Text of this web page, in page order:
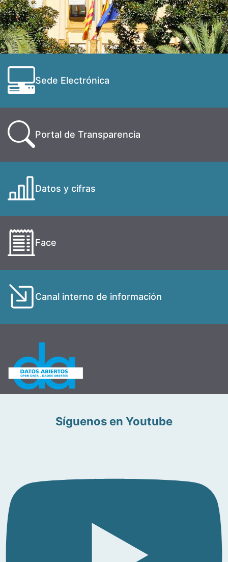
Sede Electrónica
Portal de Transparencia
Datos y cifras
Face
Canal interno de información
Síguenos en Youtube